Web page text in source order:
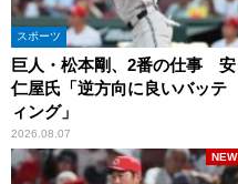
スポーツ
巨人・松本剛、2番の仕事 安
仁屋氏「逆方向に良いバッテ
ィング」
2026.08.07
NEW